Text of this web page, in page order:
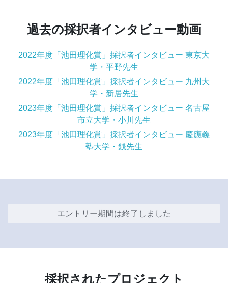
過去の採択者インタビュー動画
2022年度「池田理化賞」採択者インタビュー 東京大
学・平野先生
2022年度「池田理化賞」採択者インタビュー 九州大
学・新居先生
2023年度「池田理化賞」採択者インタビュー 名古屋
市立大学・小川先生
2023年度「池田理化賞」採択者インタビュー 慶應義
塾大学・銭先生
エントリー期間は終了しました
採択されたプロジェクト